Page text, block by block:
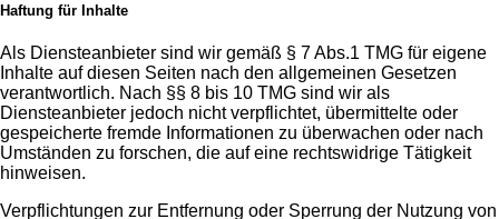
Haftung für Inhalte
Als Diensteanbieter sind wir gemäß § 7 Abs.1 TMG für eigene
Inhalte auf diesen Seiten nach den allgemeinen Gesetzen
verantwortlich. Nach §§ 8 bis 10 TMG sind wir als
Diensteanbieter jedoch nicht verpflichtet, übermittelte oder
gespeicherte fremde Informationen zu überwachen oder nach
Umständen zu forschen, die auf eine rechtswidrige Tätigkeit
hinweisen.
Verpflichtungen zur Entfernung oder Sperrung der Nutzung von